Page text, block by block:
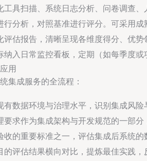
工具扫描、系统日志分析、问卷调查
行分析，对照基准进行评分。可采用
评估报告，清晰呈现各维度得分、优
纳入日常监控看板，定期（如每季度
用
集成服务的全流程：
有数据环境与治理水平，识别集成风
要求作为集成架构与开发规范的一部
收的重要标准之一，评估集成后系统
的评估结果横向对比，提炼最佳实践